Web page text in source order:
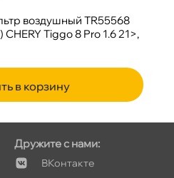
воздушный TR55568
Tiggo 8 Pro 1.6 21>,
в корзину
Дружите с нами:
Контакте